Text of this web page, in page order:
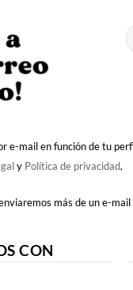
mail en función de tu
y Política de privacidad.
más de un e-mail
CON